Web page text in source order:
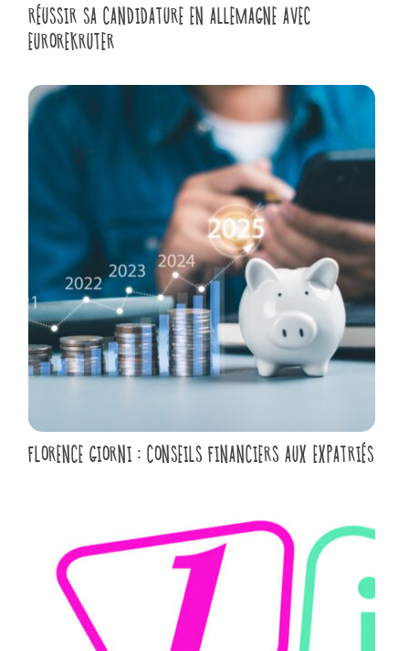
RÉUSSIR SA CANDIDATURE EN ALLEMAGNE AVEC
EUROREKRUTER
FLORENCE GIORNI : CONSEILS FINANCIERS AUX EXPATRIÉS